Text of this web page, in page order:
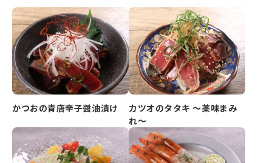
かつおの青唐辛子醤油漬け
カツオのタタキ ～薬味まみ
れ～